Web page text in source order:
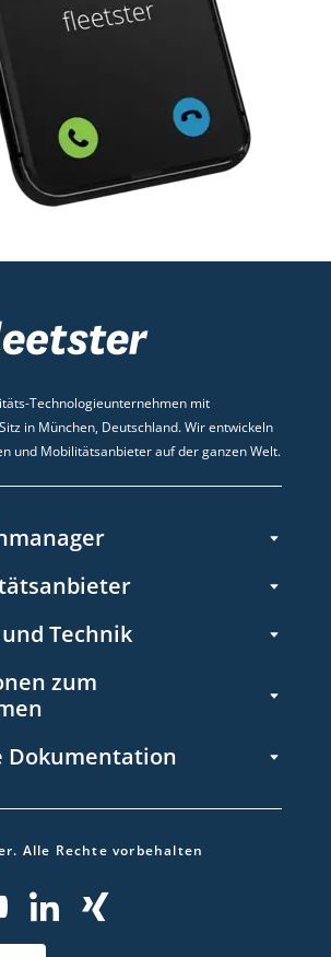
Technologieunternehmen mit
in München, Deutschland. Wir entwickeln
und Mobilitätsanbieter auf der ganzen Welt.
Technik
zum
Dokumentation
Alle Rechte vorbehalten